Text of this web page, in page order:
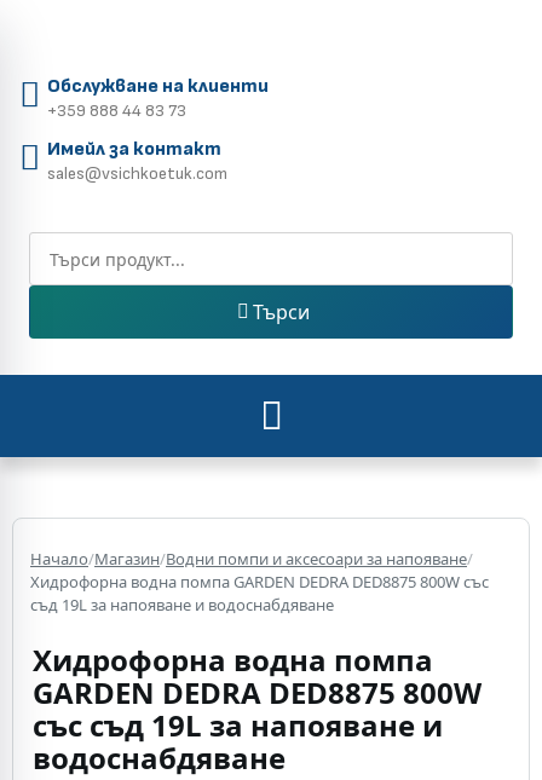
Обслужване на клиенти
+359 888 44 83 73
Имейл за контакт
sales@vsichkoetuk.com
Търси
Начало/Магазин/Водни помпи и аксесоари за напояване/
Хидрофорна водна помпа GARDEN DEDRA DED8875 800W със
съд 19L за напояване и водоснабдяване
Хидрофорна водна помпа
GARDEN DEDRA DED8875 800W
със съд 19L за напояване и
водоснабдяване